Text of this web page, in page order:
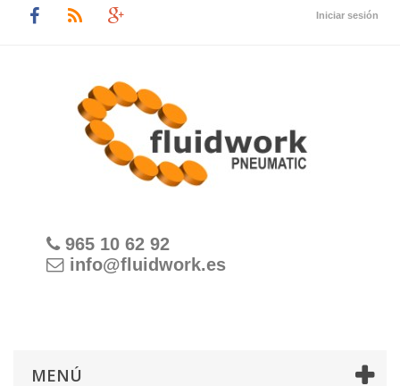
Iniciar sesión
965 10 62 92
info@fluidwork.es
MENÚ